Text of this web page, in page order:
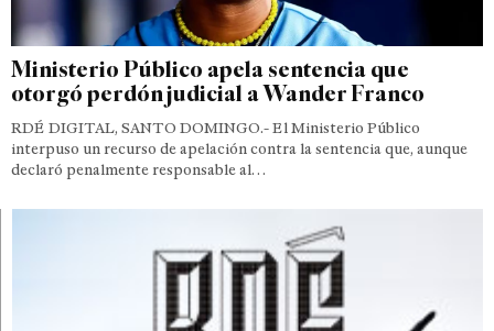
Ministerio Público apela sentencia que
otorgó perdón judicial a Wander Franco
RDÉ DIGITAL, SANTO DOMINGO.- El Ministerio Público
interpuso un recurso de apelación contra la sentencia que, aunque
declaró penalmente responsable al…